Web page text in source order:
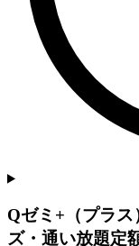
Qゼミ+（プラ
ズ・通い放題定